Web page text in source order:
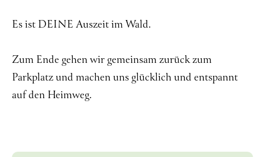
Es ist DEINE Auszeit im Wald.
Zum Ende gehen wir gemeinsam zurück zum
Parkplatz und machen uns glücklich und entspannt
auf den Heimweg.